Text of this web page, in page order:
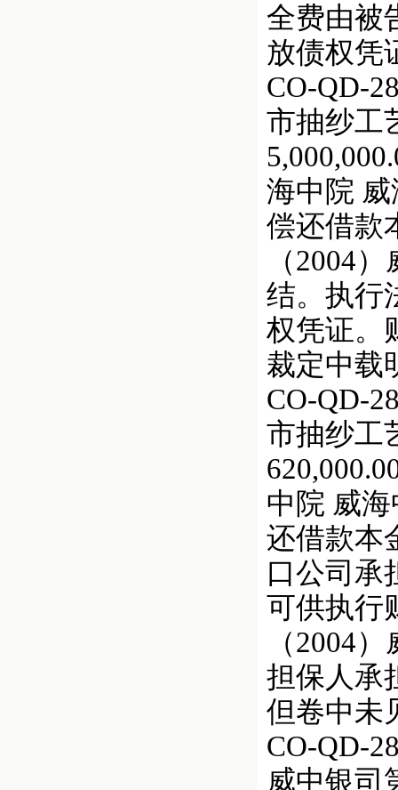
全费由被
放债权凭
CO-QD-
市抽纱工
海中院
偿还借款
（2004
结。执行
权凭证。
裁定中载
CO-QD-
市抽纱工
中院 威
还借款本
口公司承
可供执行
（2004
担保人承
但卷中未
CO-QD-
威中银司